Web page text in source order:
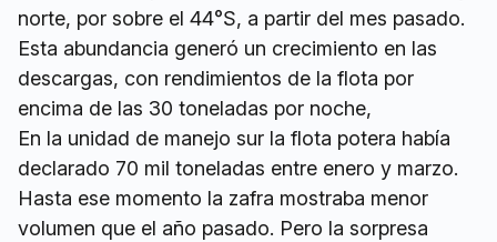
norte, por sobre el 44°S, a partir del mes pasado.
Esta abundancia generó un crecimiento en las
descargas, con rendimientos de la flota por
encima de las 30 toneladas por noche,
En la unidad de manejo sur la flota potera había
declarado 70 mil toneladas entre enero y marzo.
Hasta ese momento la zafra mostraba menor
volumen que el año pasado. Pero la sorpresa